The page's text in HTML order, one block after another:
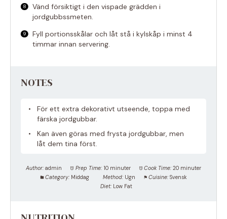
Vänd försiktigt i den vispade grädden i
jordgubbssmeten.
Fyll portionsskålar och låt stå i kylskåp i minst 4
timmar innan servering.
NOTES
För ett extra dekorativt utseende, toppa med
färska jordgubbar.
Kan även göras med frysta jordgubbar, men
låt dem tina först.
Author: admin Prep Time: 10 minuter Cook Time: 20 minuter
Category: Middag Method: Ugn Cuisine: Svensk
Diet: Low Fat